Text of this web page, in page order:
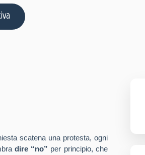
scatena una protesta, ogni
dire “no” per principio, che